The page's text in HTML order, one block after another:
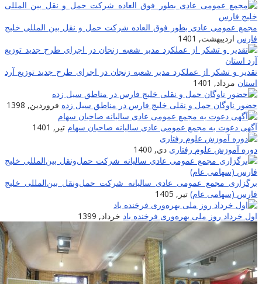
عمومی عادی بطور فوق العاده شرکت حمل و نقل بین المللی خلیج
اردیبهشت, 1401
و تشکر از عملکرد مدیر شعبه زنجان در اجرای طرح جدید توزیع آرد
مرداد, 1401
ناوگان حمل و نقلی خلیج فارس در مناطق سیل زده فروردین, 1398
دعوت به مجمع عمومی عادی سالیانه صاحبان سهام تیر, 1401
آموزش علوم رفتاری دی, 1400
مجمع عمومی عادی سالیانه شرکت حمل‌ونقل بین‌المللی خلیج
(سهامی عام) تیر, 1405
خرداد روز ملی بهره‌وری فرخنده باد خرداد, 1399